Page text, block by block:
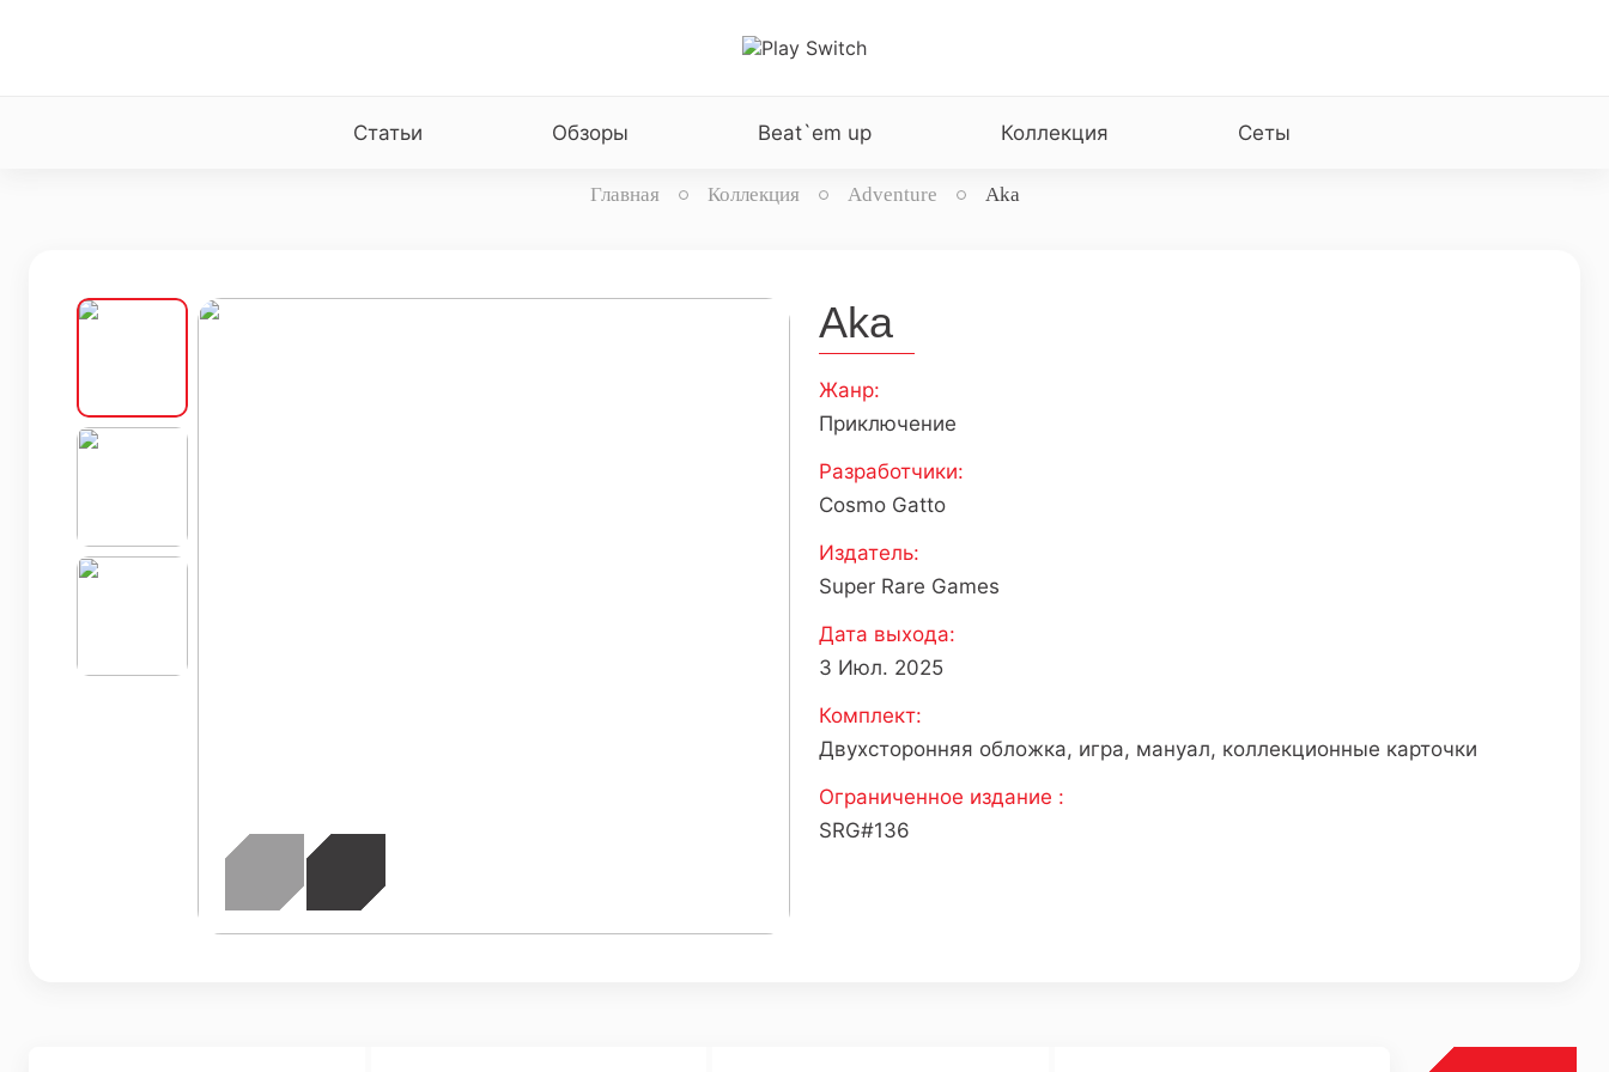
Статьи Обзоры Beat`em up Коллекция Сеты
Главная Коллекция Adventure Aka
Aka
Жанр:
Приключение
Разработчики:
Cosmo Gatto
Издатель:
Super Rare Games
Дата выхода:
3 Июл. 2025
Комплект:
Двухсторонняя обложка, игра, мануал, коллекционные карточки
Ограниченное издание :
SRG#136